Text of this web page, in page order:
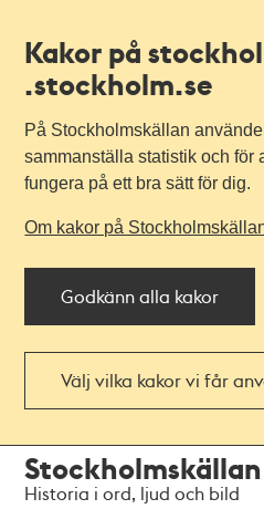
Kakor på
.stockholm.se
På Stockholmskällan
sammanställa statistik och för
fungera på ett bra sätt för dig.
Om kakor på
Godkänn alla kakor
Välj vilka kakor vi får
navigationen
huvudinnehållet
Stockholmskällan
Historia i ord, ljud och bild